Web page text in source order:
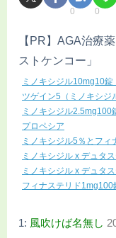
0 0
【PR】AGA治療
ストケンコー」
ミノキシジル10mg10錠
ツゲイン5（ミノキシジ
ミノキシジル2.5mg100
プロペシア
ミノキシジル5％とフィ
ミノキシジル x デュタ
ミノキシジル x デュタ
フィナステリド
1: 風吹けば名無し